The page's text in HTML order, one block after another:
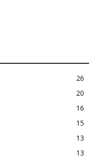
26
20
16
15
13
13